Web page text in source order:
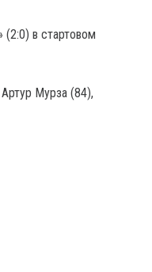
(2:0) в стартовом
Мурза (84),